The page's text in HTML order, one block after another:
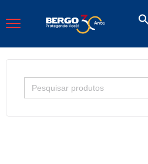
Search
for: